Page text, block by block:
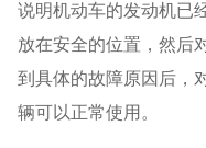
说明机动车的发动机已
放在安全的位置，然后
到具体的故障原因后，
辆可以正常使用。